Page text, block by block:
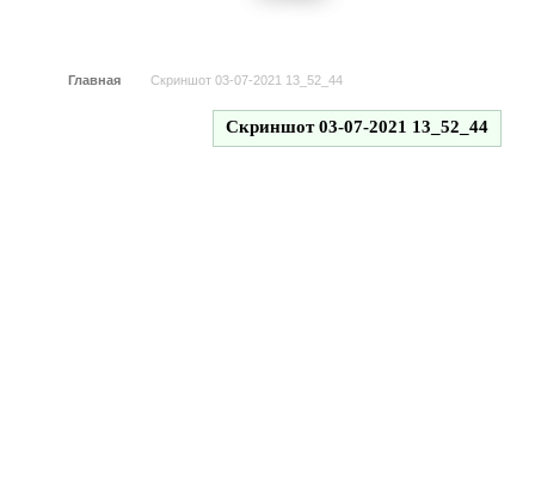
Главная Скриншот 03-07-2021 13_52_44
Скриншот 03-07-2021 13_52_44